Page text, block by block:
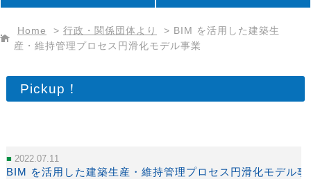
Home > 行政・関係団体より > BIM を活用した建築生
産・維持管理プロセス円滑化モデル事業
Pickup！
2022.07.11
BIM を活用した建築生産・維持管理プロセス円滑化モデル事